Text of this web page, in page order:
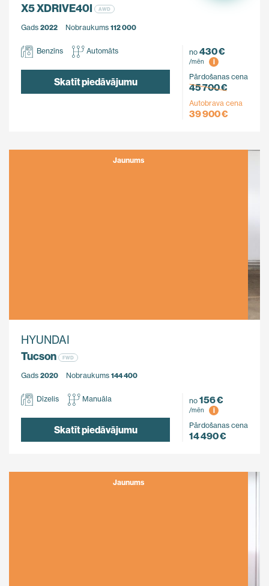
X5 XDRIVE40I
AWD
Gads 2022 Nobraukums 112 000
Benzīns Automāts
Skatīt piedāvājumu
no 430 €
/mēn
i
Pārdošanas cena
45 700 €
Autobrava cena
39 900 €
Jaunums
HYUNDAI
Tucson
FWD
Gads 2020 Nobraukums 144 400
Dīzelis Manuāla
Skatīt piedāvājumu
no 156 €
/mēn
i
Pārdošanas cena
14 490 €
Jaunums